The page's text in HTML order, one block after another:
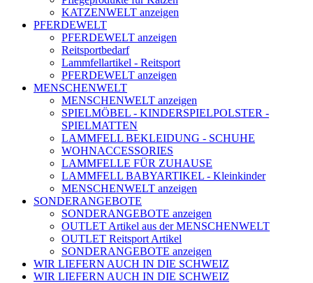
KATZENWELT anzeigen
PFERDEWELT
PFERDEWELT anzeigen
Reitsportbedarf
Lammfellartikel - Reitsport
PFERDEWELT anzeigen
MENSCHENWELT
MENSCHENWELT anzeigen
SPIELMÖBEL - KINDERSPIELPOLSTER -
SPIELMATTEN
LAMMFELL BEKLEIDUNG - SCHUHE
WOHNACCESSORIES
LAMMFELLE FÜR ZUHAUSE
LAMMFELL BABYARTIKEL - Kleinkinder
MENSCHENWELT anzeigen
SONDERANGEBOTE
SONDERANGEBOTE anzeigen
OUTLET Artikel aus der MENSCHENWELT
OUTLET Reitsport Artikel
SONDERANGEBOTE anzeigen
WIR LIEFERN AUCH IN DIE SCHWEIZ
WIR LIEFERN AUCH IN DIE SCHWEIZ